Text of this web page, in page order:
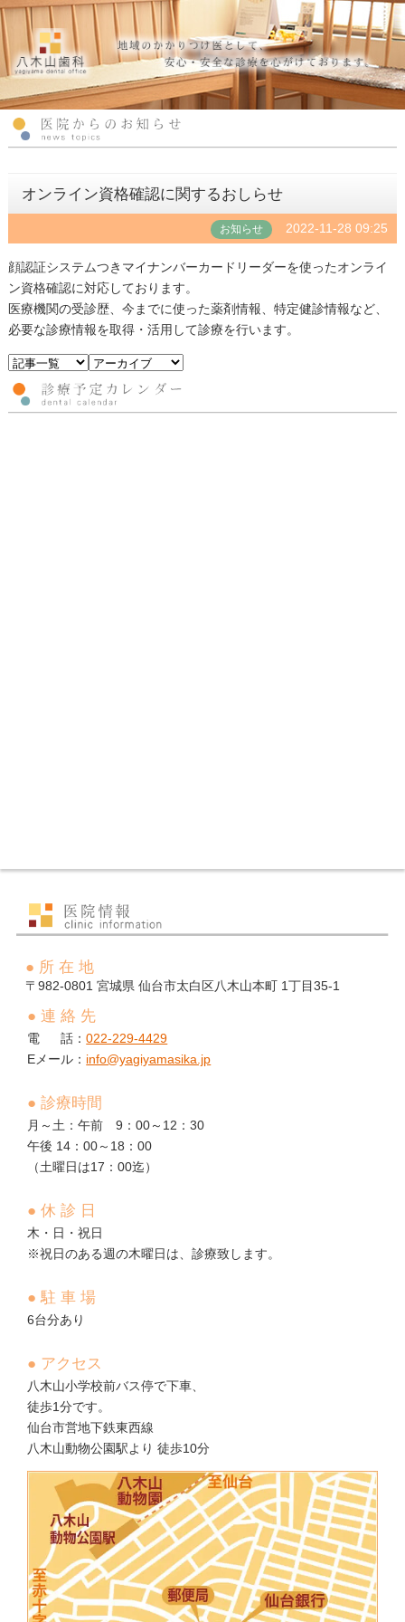
オンライン資格確認に関するおしらせ
お知らせ 2022-11-28 09:25
顔認証システムつきマイナンバーカードリーダーを使ったオンライ
ン資格確認に対応しております。
医療機関の受診歴、今までに使った薬剤情報、特定健診情報など、
必要な診療情報を取得・活用して診療を行います。
● 所 在 地
982-0801 宮城県 仙台市太白区八木山本町 1丁目35-1
● 連 絡 先
電 話：022-229-4429
Eメール： info@yagiyamasika.jp
● 診療時間
月～土：午前 9：00～12：30
午後 14：00～18：00
（土曜日は17：00迄）
● 休 診 日
木・日・祝日
※祝日のある週の木曜日は、診療致します。
● 駐 車 場
6台分あり
● アクセス
八木山小学校前バス停で下車、
徒歩1分です。
仙台市営地下鉄東西線
八木山動物公園駅より 徒歩10分